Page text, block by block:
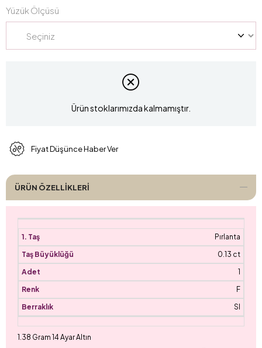
Yüzük Ölçüsü
Ürün stoklarımızda kalmamıştır.
Fiyat Düşünce Haber Ver
ÜRÜN ÖZELLIKLERI
Pırlanta
0.13 ct
1
F
SI
1.38 Gram 14 Ayar Altın